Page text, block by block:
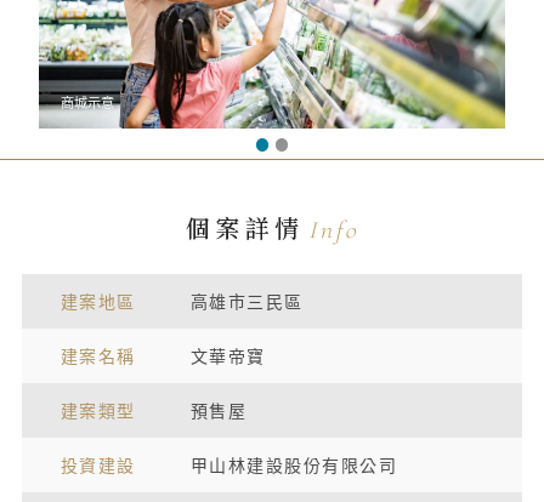
商城示意
個案詳情 Info
建案地區 高雄市三民區
建案名稱 文華帝寶
建案類型 預售屋
投資建設 甲山林建設股份有限公司